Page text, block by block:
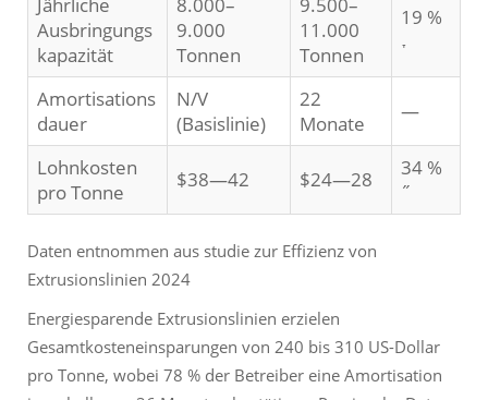
Ausbringungs
kapazität
9.000
Tonnen
11.000
Tonnen
19 %
˕
Amortisations
dauer
N/V
(Basislinie)
22
Monate
—
Lohnkosten
pro Tonne
$38—42 $24—28
34 %
˝
Daten entnommen aus studie zur Effizienz von
Extrusionslinien 2024
Energiesparende Extrusionslinien erzielen
Gesamtkosteneinsparungen von 240 bis 310 US-Dollar
pro Tonne, wobei 78 % der Betreiber eine Amortisation